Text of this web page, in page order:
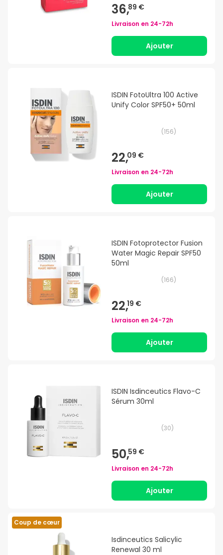
36,89 €
Livraison en 24-72h
Ajouter
ISDIN FotoUltra 100 Active
Unify Color SPF50+ 50ml
(156)
22,09 €
Livraison en 24-72h
Ajouter
ISDIN Fotoprotector Fusion
Water Magic Repair SPF50
50ml
(166)
22,19 €
Livraison en 24-72h
Ajouter
ISDIN Isdinceutics Flavo-C
Sérum 30ml
(30)
50,59 €
Livraison en 24-72h
Ajouter
Coup de cœur
Isdinceutics Salicylic
Renewal 30 ml